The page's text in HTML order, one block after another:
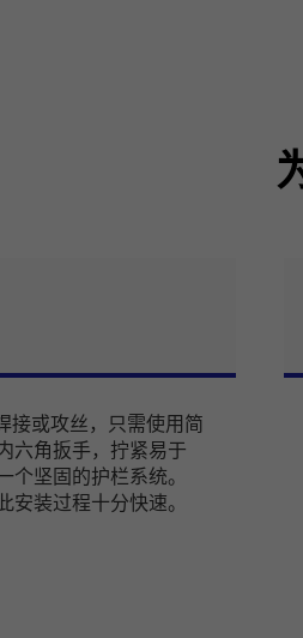
接或攻丝，只需使用简
六角扳手，拧紧易于
坚固的护栏系统。
安装过程十分快速。